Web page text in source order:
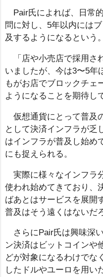
Pair氏によれば、日常
問に対し、5年以内には
及するようになるという。
「店や小売店で採用
いましたが、今は3〜5年
もがお店でブロックチェ
ようになることを期待し
仮想通貨にとって普及
として決済インフラが乏
はインフラが普及し始め
にも捉えられる。
実際に様々なインフラ
使われ始めてきており、
ばあとはサービスを展開
普及はそう遠くはないだ
さらにPair氏は興味深
ン決済はビットコインや
どが対象になるわけでな
したドルやユーロを用い